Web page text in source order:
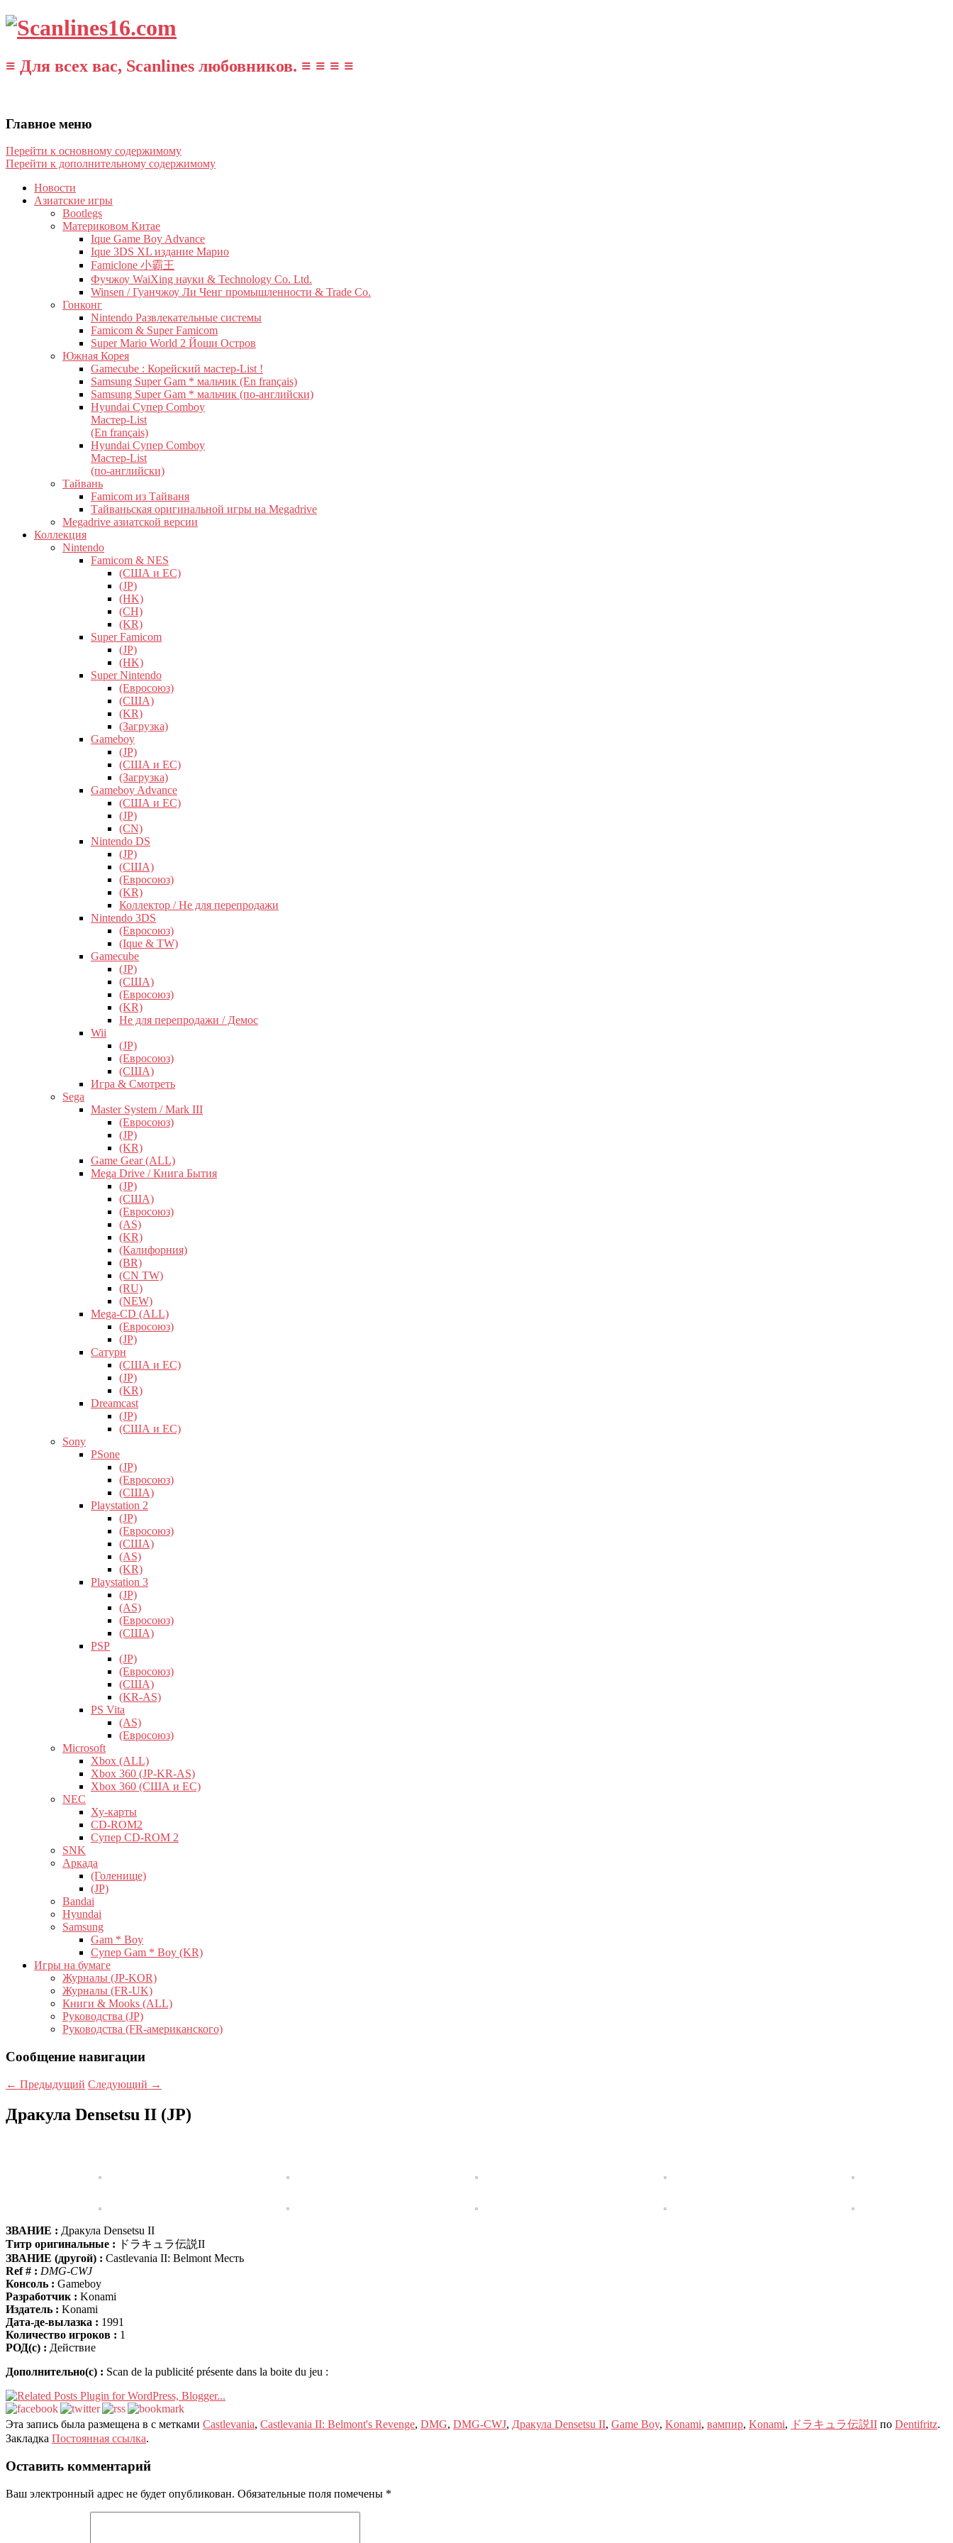
≡ Для всех вас, Scanlines любовников. ≡ ≡ ≡ ≡
Главное меню
Перейти к основному содержимому
Перейти к дополнительному содержимому
Новости
Азиатские игры
Bootlegs
Материковом Китае
Ique Game Boy Advance
Ique 3DS XL издание Марио
Famiclone 小霸王
Фучжоу WaiXing науки & Technology Co. Ltd.
Winsen / Гуанчжоу Ли Ченг промышленности & Trade Co.
Гонконг
Nintendo Развлекательные системы
Famicom & Super Famicom
Super Mario World 2 Йоши Остров
Южная Корея
Gamecube : Корейский мастер-List !
Samsung Super Gam * мальчик (En français)
Samsung Super Gam * мальчик (по-английски)
Hyundai Супер Comboy
Мастер-List
(En français)
Hyundai Супер Comboy
Мастер-List
(по-английски)
Тайвань
Famicom из Тайваня
Тайваньская оригинальной игры на Megadrive
Megadrive азиатской версии
Коллекция
Nintendo
Famicom & NES
(США и ЕС)
(JP)
(HK)
(CH)
(KR)
Super Famicom
(JP)
(HK)
Super Nintendo
(Евросоюз)
(США)
(KR)
(Загрузка)
Gameboy
(JP)
(США и ЕС)
(Загрузка)
Gameboy Advance
(США и ЕС)
(JP)
(CN)
Nintendo DS
(JP)
(США)
(Евросоюз)
(KR)
Коллектор / Не для перепродажи
Nintendo 3DS
(Евросоюз)
(Ique & TW)
Gamecube
(JP)
(США)
(Евросоюз)
(KR)
Не для перепродажи / Демос
Wii
(JP)
(Евросоюз)
(США)
Игра & Смотреть
Sega
Master System / Mark III
(Евросоюз)
(JP)
(KR)
Game Gear (ALL)
Mega Drive / Книга Бытия
(JP)
(США)
(Евросоюз)
(AS)
(KR)
(Калифорния)
(BR)
(CN TW)
(RU)
(NEW)
Mega-CD (ALL)
(Евросоюз)
(JP)
Сатурн
(США и ЕС)
(JP)
(KR)
Dreamcast
(JP)
(США и ЕС)
Sony
PSone
(JP)
(Евросоюз)
(США)
Playstation 2
(JP)
(Евросоюз)
(США)
(AS)
(KR)
Playstation 3
(JP)
(AS)
(Евросоюз)
(США)
PSP
(JP)
(Евросоюз)
(США)
(KR-AS)
PS Vita
(AS)
(Евросоюз)
Microsoft
Xbox (ALL)
Xbox 360 (JP-KR-AS)
Xbox 360 (США и ЕС)
NEC
Ху-карты
CD-ROM2
Супер CD-ROM 2
SNK
Аркада
(Голенище)
(JP)
Bandai
Hyundai
Samsung
Gam * Boy
Супер Gam * Boy (KR)
Игры на бумаге
Журналы (JP-KOR)
Журналы (FR-UK)
Книги & Mooks (ALL)
Руководства (JP)
Руководства (FR-американского)
Сообщение навигации
← Предыдущий Следующий →
Дракула Densetsu II (JP)
ЗВАНИЕ : Дракула Densetsu II
Титр оригинальные :
ドラキュラ伝説II
ЗВАНИЕ (другой) : Castlevania II: Belmont Месть
Ref # : DMG-CWJ
Консоль : Gameboy
Разработчик : Konami
Издатель : Konami
Дата-де-вылазка : 1991
Количество игроков : 1
РОД(с) : Действие
Дополнительно(с) : Scan de la publicité présente dans la boite du jeu :
Эта запись была размещена в с метками Castlevania, Castlevania II: Belmont's Revenge, DMG, DMG-CWJ, Дракула Densetsu II, Game Boy, Konami, вампир, Konami, ドラキュラ伝説II по Dentifritz.
Закладка Постоянная ссылка.
Оставить комментарий
Ваш электронный адрес не будет опубликован. Обязательные поля помечены *